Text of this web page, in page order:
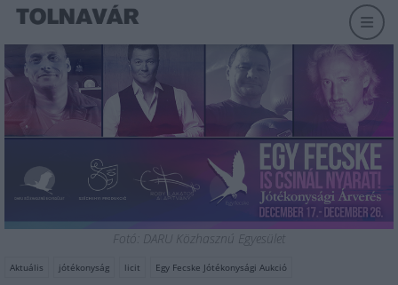
Fotó: DARU Közhasznú Egyesület
Aktuális jótékonyság licit Egy Fecske Jótékonysági Aukció